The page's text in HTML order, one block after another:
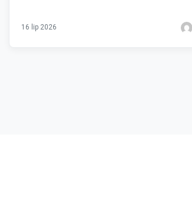
16 lip 2026